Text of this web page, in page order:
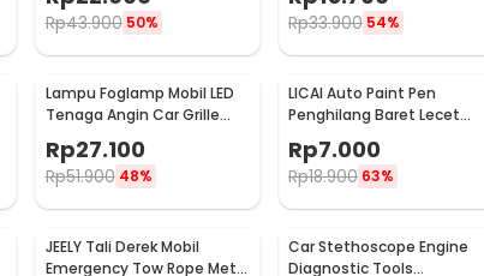
Rp43.900 50% Rp33.900 54%
Lampu Foglamp Mobil LED
Tenaga Angin Car Grille
XY044
Rp27.100
Rp51.900 48%
LICAI Auto Paint Pen
Penghilang Baret Lecet
Rp7.000
Rp18.900 63%
JEELY Tali Derek Mobil
Emergency Tow Rope Metal
Car Stethoscope Engine
Diagnostic Tools